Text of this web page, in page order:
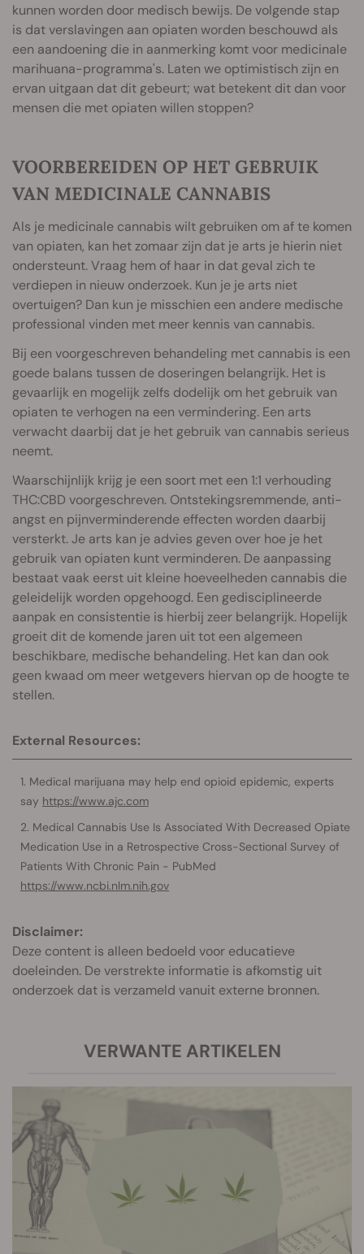
kunnen worden door medisch bewijs. De volgende stap
is dat verslavingen aan opiaten worden beschouwd als
een aandoening die in aanmerking komt voor medicinale
marihuana-programma's. Laten we optimistisch zijn en
ervan uitgaan dat dit gebeurt; wat betekent dit dan voor
mensen die met opiaten willen stoppen?
VOORBEREIDEN OP HET GEBRUIK
VAN MEDICINALE CANNABIS
Als je medicinale cannabis wilt gebruiken om af te komen
van opiaten, kan het zomaar zijn dat je arts je hierin niet
ondersteunt. Vraag hem of haar in dat geval zich te
verdiepen in nieuw onderzoek. Kun je je arts niet
overtuigen? Dan kun je misschien een andere medische
professional vinden met meer kennis van cannabis.
Bij een voorgeschreven behandeling met cannabis is een
goede balans tussen de doseringen belangrijk. Het is
gevaarlijk en mogelijk zelfs dodelijk om het gebruik van
opiaten te verhogen na een vermindering. Een arts
verwacht daarbij dat je het gebruik van cannabis serieus
neemt.
Waarschijnlijk krijg je een soort met een 1:1 verhouding
THC:CBD voorgeschreven. Ontstekingsremmende, anti-
angst en pijnverminderende effecten worden daarbij
versterkt. Je arts kan je advies geven over hoe je het
gebruik van opiaten kunt verminderen. De aanpassing
bestaat vaak eerst uit kleine hoeveelheden cannabis die
geleidelijk worden opgehoogd. Een gedisciplineerde
aanpak en consistentie is hierbij zeer belangrijk. Hopelijk
groeit dit de komende jaren uit tot een algemeen
beschikbare, medische behandeling. Het kan dan ook
geen kwaad om meer wetgevers hiervan op de hoogte te
stellen.
External Resources:
Medical marijuana may help end opioid epidemic, experts
say https://www.ajc.com
Medical Cannabis Use Is Associated With Decreased Opiate
Medication Use in a Retrospective Cross-Sectional Survey of
Patients With Chronic Pain - PubMed
https://www.ncbi.nlm.nih.gov
Disclaimer:
Deze content is alleen bedoeld voor educatieve
doeleinden. De verstrekte informatie is afkomstig uit
onderzoek dat is verzameld vanuit externe bronnen.
VERWANTE ARTIKELEN